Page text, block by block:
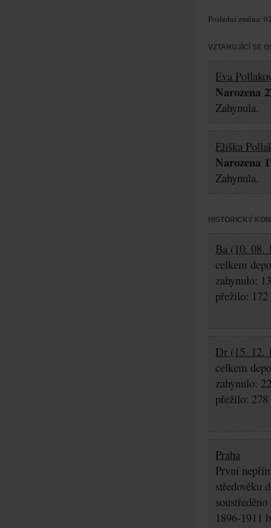
Poslední změna:
VZTAHUJÍCÍ SE
Eva
Narozena
Zahynula.
Eliška
Narozena
Zahynula.
HISTORICKÝ
Ba (10. 08.
celkem
zahynulo:
přežilo: 172
Dr (15. 12.
celkem
zahynulo:
přežilo: 278
Praha
První
středověku
1896-1911